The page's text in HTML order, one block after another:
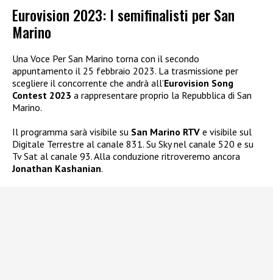
Eurovision 2023: I semifinalisti per San
Marino
Una Voce Per San Marino torna con il secondo
appuntamento il 25 febbraio 2023. La trasmissione per
scegliere il concorrente che andrà all’Eurovision Song
Contest 2023 a rappresentare proprio la Repubblica di San
Marino.
Il programma sarà visibile su San Marino RTV e visibile sul
Digitale Terrestre al canale 831. Su Sky nel canale 520 e su
Tv Sat al canale 93. Alla conduzione ritroveremo ancora
Jonathan Kashanian.